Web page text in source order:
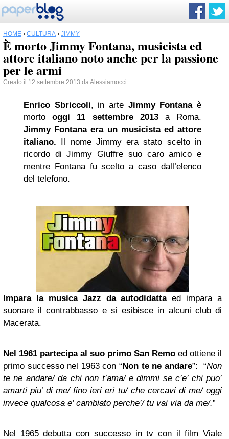
HOME › CULTURA › JIMMY
È morto Jimmy Fontana, musicista ed
attore italiano noto anche per la passione
per le armi
Creato il 12 settembre 2013 daAlessiamocci
Enrico Sbriccoli, in arte JimmyFontanaè
mortooggi 11 settembre 2013a Roma.
Jimmy Fontanaera un musicista ed attore
italiano. Il nome Jimmy era stato scelto in
ricordo di Jimmy Giuffre suo caro amico e
mentre Fontana fu scelto a caso dall’elenco
del telefono.
Impara la musica Jazz da autodidattaed impara a
suonare il contrabbasso e si esibisce in alcuni club di
Macerata.
Nel 1961 partecipa al suo primo San Remo ed ottiene il
primo successo nel 1963 con “Non te ne andare”: “Non
te ne andare/ da chi non t’ama/ e dimmi se c’e’ chi puo’
amarti piu’ di me/ fino ieri eri tu/ che cercavi di me/ oggi
invece qualcosa e’ cambiato perche’/ tu vai via da me/.”
Nel 1965 debutta con successo in tv con il film Viale